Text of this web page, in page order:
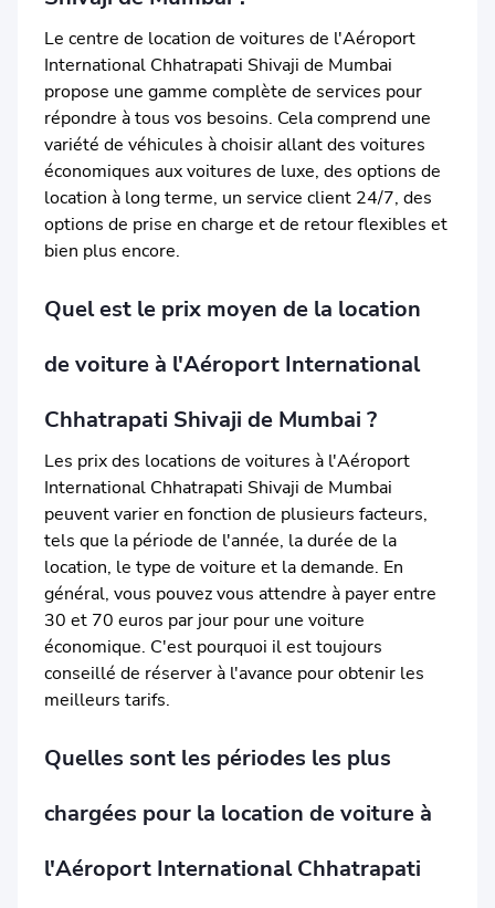
Le centre de location de voitures de l'Aéroport
International Chhatrapati Shivaji de Mumbai
propose une gamme complète de services pour
répondre à tous vos besoins. Cela comprend une
variété de véhicules à choisir allant des voitures
économiques aux voitures de luxe, des options de
location à long terme, un service client 24/7, des
options de prise en charge et de retour flexibles et
bien plus encore.
Quel est le prix moyen de la location
de voiture à l'Aéroport International
Chhatrapati Shivaji de Mumbai ?
Les prix des locations de voitures à l'Aéroport
International Chhatrapati Shivaji de Mumbai
peuvent varier en fonction de plusieurs facteurs,
tels que la période de l'année, la durée de la
location, le type de voiture et la demande. En
général, vous pouvez vous attendre à payer entre
30 et 70 euros par jour pour une voiture
économique. C'est pourquoi il est toujours
conseillé de réserver à l'avance pour obtenir les
meilleurs tarifs.
Quelles sont les périodes les plus
chargées pour la location de voiture à
l'Aéroport International Chhatrapati